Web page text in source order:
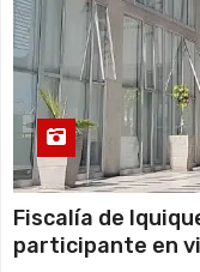
Fiscalía de
participante en